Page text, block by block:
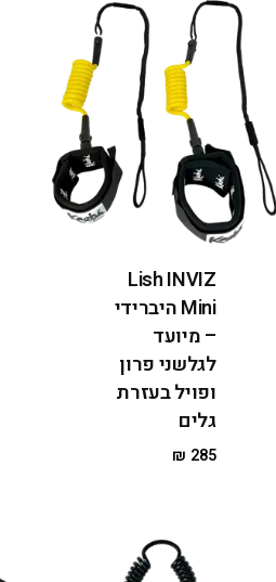
Lish INVIZ
Mini היברידי
– מיועד
לגלשני פרון
ופויל בעזרת
גלים
₪ 285